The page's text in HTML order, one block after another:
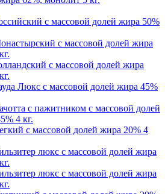
c массовой долей жира 50%
c массовой долей жира
c массовой долей жира
Люкс c массовой долей жира 45%
с пажитником c массовой долей
4 кг.
c массовой долей жира 20% 4
люкс c массовой долей жира
люкс c массовой долей жира